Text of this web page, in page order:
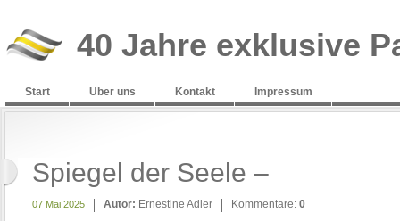
40 Jahre exklusive
Start Über uns Kontakt Impressum
Spiegel der Seele –
07 Mai 2025 Autor: Ernestine Adler Kommentare: 0